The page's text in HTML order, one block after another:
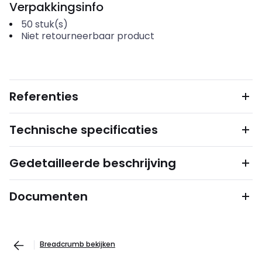
Verpakkingsinfo
50 stuk(s)
Niet retourneerbaar product
Referenties
Technische specificaties
Gedetailleerde beschrijving
Documenten
Breadcrumb bekijken